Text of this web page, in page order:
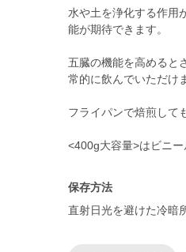
水や土を浄化する作用
能が期待できます。
五臓の機能を高めると
常的に飲んでいただけ
フライパンで焙煎して
<400g大容量>はビニ
保存方法
直射日光を避けた冷暗